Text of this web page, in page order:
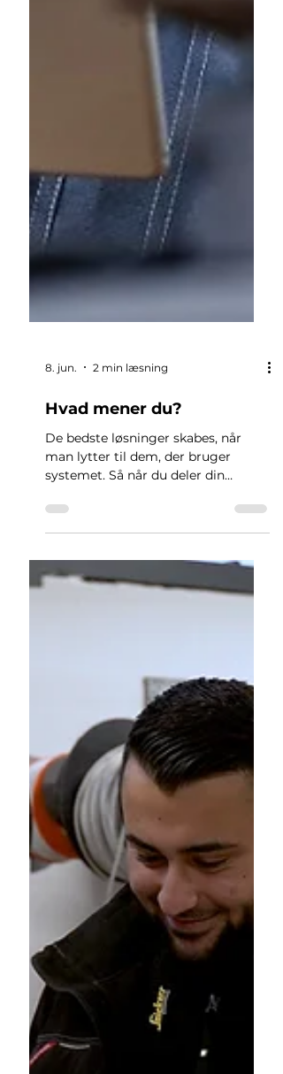
8. jun. 2 min læsning
Hvad mener du?
De bedste løsninger skabes, når
systemet. Så når du deler din
oplevelse med os, får vi mulighed